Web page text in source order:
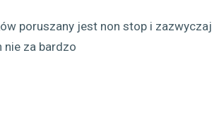
poruszany jest non stop i zazwyczaj
za bardzo